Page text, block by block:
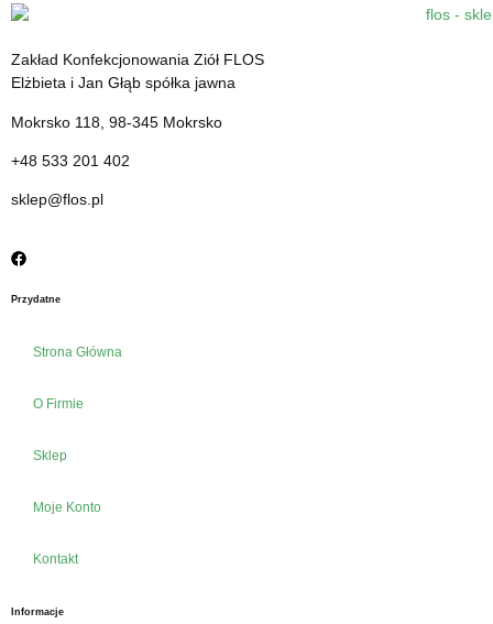
28.51zł cena z VAT
Zakład Konfekcjonowania Ziół FLOS
Elżbieta i Jan Głąb spółka jawna
Mokrsko 118, 98-345 Mokrsko
+48 533 201 402
sklep@flos.pl
Przydatne
Strona Główna
O Firmie
Sklep
Moje Konto
Kontakt
Informacje